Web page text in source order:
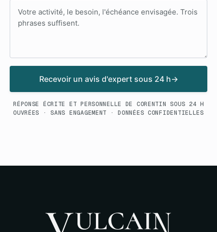
Recevoir un avis d'expert sous 24 h→
RÉPONSE ÉCRITE ET PERSONNELLE DE CORENTIN SOUS 24 H
OUVRÉES · SANS ENGAGEMENT · DONNÉES CONFIDENTIELLES